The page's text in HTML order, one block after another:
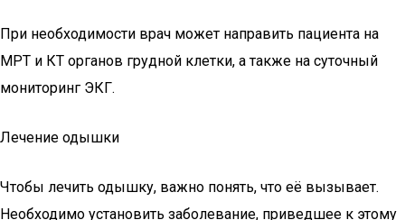
При необходимости врач может направить пациента на
МРТ и КТ органов грудной клетки, а также на суточный
мониторинг ЭКГ.
Лечение одышки
Чтобы лечить одышку, важно понять, что её вызывает.
Необходимо установить заболевание, приведшее к этому